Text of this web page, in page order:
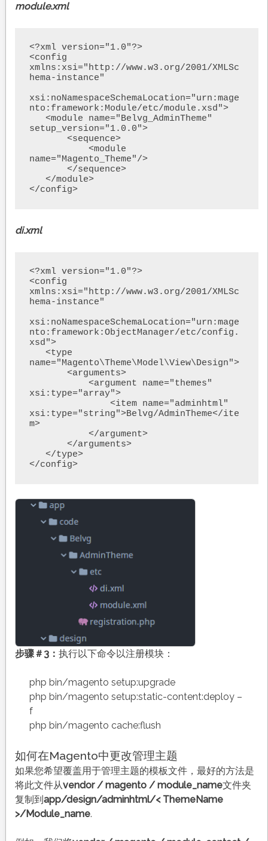
module.xml
<?xml version="1.0"?>
<config
xmlns:xsi="http://www.w3.org/2001/XMLSc
hema-instance"
xsi:noNamespaceSchemaLocation="urn:mage
nto:framework:Module/etc/module.xsd">
setup_version="1.0.0">
name="Magento_Theme"/>
</config>
di.xml
<?xml version="1.0"?>
<config
xmlns:xsi="http://www.w3.org/2001/XMLSc
hema-instance"
xsi:noNamespaceSchemaLocation="urn:mage
nto:framework:ObjectManager/etc/config.
xsd">
name="Magento\Theme\Model\View\Design">
xsi:type="array">
xsi:type="string">Belvg/AdminTheme</ite
m>
</config>
步骤＃3： 执行以下命令以注册模块：
php bin/magento setup:upgrade
php bin/magento setup:static-content:deploy –
f
php bin/magento cache:flush
如何在Magento中更改管理主题
如果您希望覆盖用于管理主题的模板文件，最好的方法是
将此文件从vendor / magento / module_name文件夹
复制到app/design/adminhtml/< ThemeName
>/Module_name.